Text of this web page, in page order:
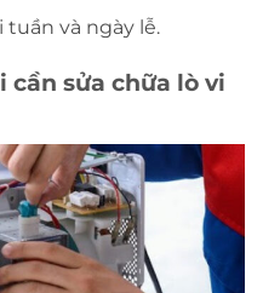
tuần và ngày lễ.
cần sửa chữa lò vi